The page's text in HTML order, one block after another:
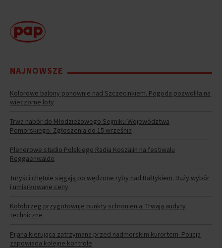
NAJNOWSZE
Kolorowe balony ponownie nad Szczecinkiem. Pogoda pozwoliła na
wieczorne loty
Trwa nabór do Młodzieżowego Sejmiku Województwa
Pomorskiego. Zgłoszenia do 15 września
Plenerowe studio Polskiego Radia Koszalin na festiwalu
Reggaenwalde
Turyści chętnie sięgają po wędzone ryby nad Bałtykiem. Duży wybór
i umiarkowane ceny
Kołobrzeg przygotowuje punkty schronienia. Trwają audyty
techniczne
Pijana kierująca zatrzymana przed nadmorskim kurortem. Policja
zapowiada kolejne kontrole